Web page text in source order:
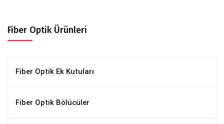
Fiber Optik Ürünleri
Fiber Optik Ek Kutuları
Fiber Optik Bölücüler